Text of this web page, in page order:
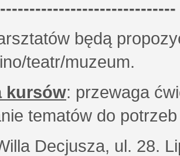
będą
teatr/muzeum.
kursów: przewaga
tematów do
Decjusza, ul. 28.